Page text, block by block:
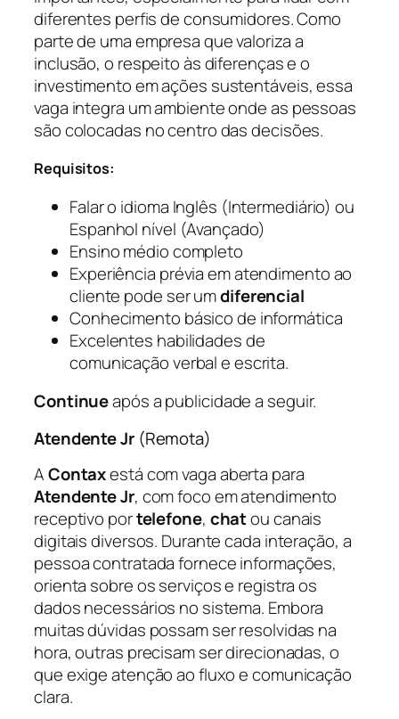
diferentes perfis de consumidores. Como
parte de uma empresa que valoriza a
inclusão, o respeito às diferenças e o
investimento em ações sustentáveis, essa
vaga integra um ambiente onde as pessoas
são colocadas no centro das decisões.
Requisitos:
Falar o idioma Inglês (Intermediário) ou
Espanhol nível (Avançado)
Ensino médio completo
Experiência prévia em atendimento ao
cliente pode ser umdiferencial
Conhecimento básico de informática
Excelentes habilidades de
comunicação verbal e escrita.
Continueapós a publicidade a seguir.
Atendente Jr(Remota)
AContaxestá com vaga aberta para
Atendente Jr, com foco em atendimento
receptivo portelefone, chatou canais
digitais diversos. Durante cada interação, a
pessoa contratada fornece informações,
orienta sobre os serviços e registra os
dados necessários no sistema. Embora
muitas dúvidas possam ser resolvidas na
hora, outras precisam ser direcionadas, o
que exige atenção ao fluxo e comunicação
clara.